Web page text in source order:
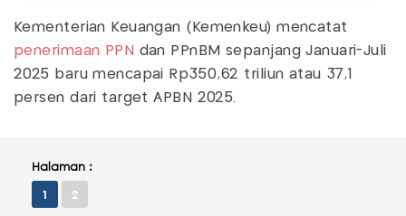
Kementerian Keuangan (Kemenkeu) mencatat
penerimaan PPN dan PPnBM sepanjang Januari-Juli
2025 baru mencapai Rp350,62 triliun atau 37,1
persen dari target APBN 2025.
Halaman :
1 2